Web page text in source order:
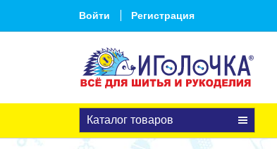
Войти Регистрация
Каталог товаров